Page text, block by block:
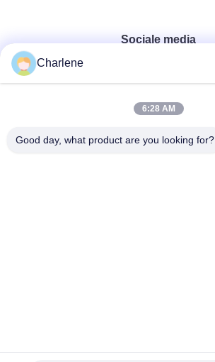
Sociale media
Snel contact
Charlene
6:28 AM
Good day, what product are you looking for?